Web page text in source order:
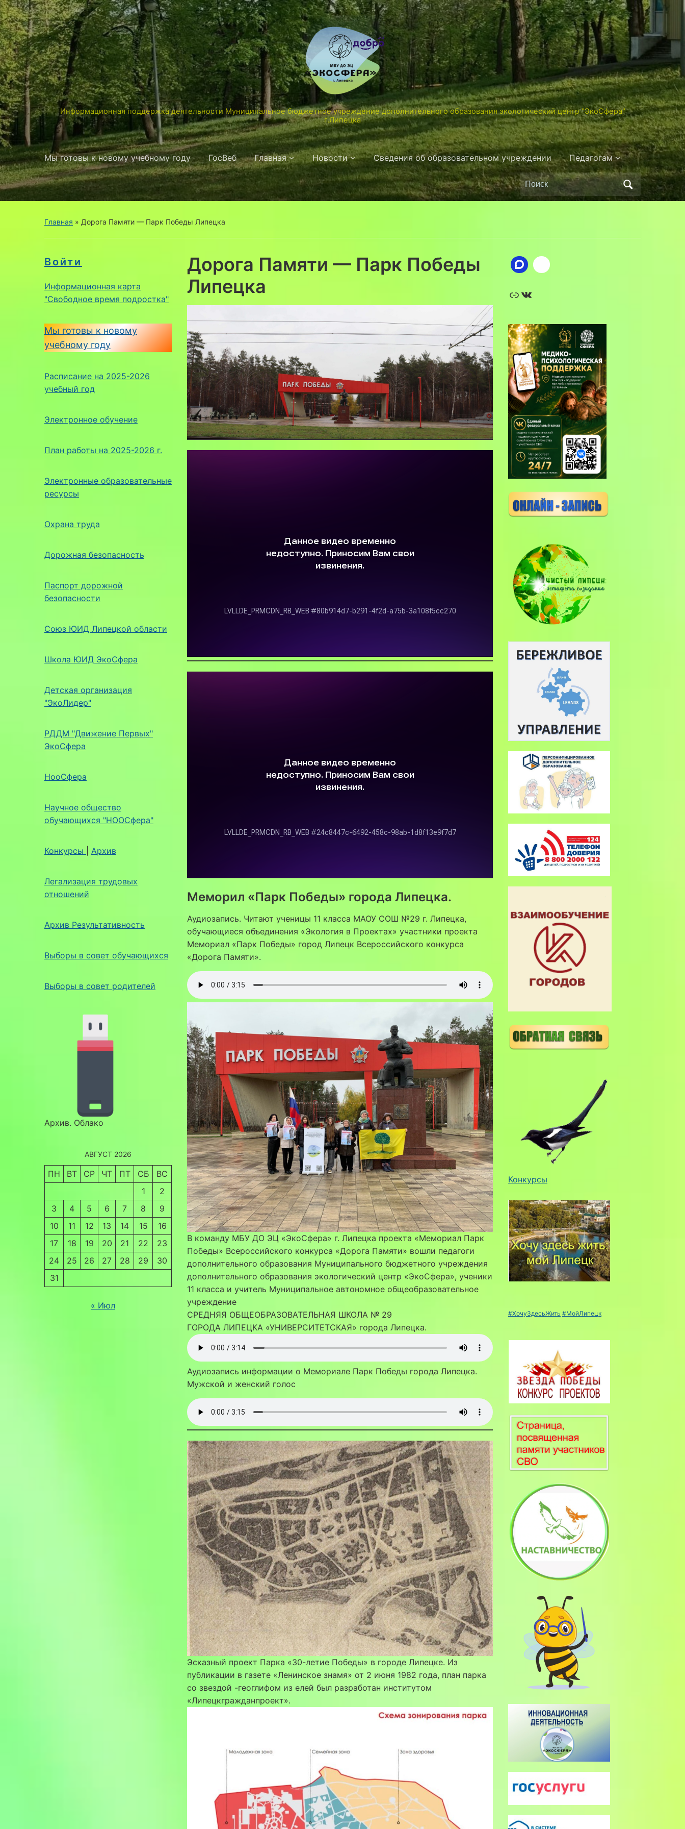
Информационная поддержка деятельности Муниципальное бюджетное учреждение дополнительного образования экологический центр "ЭкоСфера"
г.Липецка
Мы готовы к новому учебному году ГосВеб Главная Новости Сведения об образовательном учреждении Педагогам
Поиск
по:
Главная » Дорога Памяти — Парк Победы Липецка
Войти
Информационная карта
"Свободное время подростка"
Мы готовы к новому
учебному году
Расписание на 2025-2026
учебный год
Электронное обучение
План работы на 2025-2026 г.
Электронные образовательные
ресурсы
Охрана труда
Дорожная безопасность
Паспорт дорожной
безопасности
Союз ЮИД Липецкой области
Школа ЮИД ЭкоСфера
Детская организация
"ЭкоЛидер"
РДДМ "Движение Первых"
ЭкоСфера
НооСфера
Научное общество
обучающихся "НООСфера"
Конкурсы Архив
Легализация трудовых
отношений
Архив Результативность
Выборы в совет обучающихся
Выборы в совет родителей
Архив. Облако
АВГУСТ 2026
ПН ВТ СР ЧТ ПТ СБ
ВС
1
2
3
4 5 6 7 8
9
10
11 12 13 14 15
16
17
18 19 20 21 22
23
24
25 26 27 28 29
30
31
« Июл
Дорога Памяти — Парк Победы
Липецка
Меморил «Парк Победы» города Липецка.
Аудиозапись. Читают ученицы 11 класса МАОУ СОШ №29 г. Липецка,
обучающиеся объединения «Экология в Проектах» участники проекта
Мемориал «Парк Победы» город Липецк Всероссийского конкурса
«Дорога Памяти».
В команду МБУ ДО ЭЦ «ЭкоСфера» г. Липецка проекта «Мемориал Парк
Победы» Всероссийского конкурса «Дорога Памяти» вошли педагоги
дополнительного образования Муниципального бюджетного учреждения
дополнительного образования экологический центр «ЭкоСфера», ученики
11 класса и учитель Муниципальное автономное общеобразовательное
учреждение
СРЕДНЯЯ ОБЩЕОБРАЗОВАТЕЛЬНАЯ ШКОЛА № 29
ГОРОДА ЛИПЕЦКА «УНИВЕРСИТЕТСКАЯ» города Липецка.
Аудиозапись информации о Мемориале Парк Победы города Липецка.
Мужской и женский голос
Эсказный проект Парка «З0-летие Победы» в городе Липецке. Из
публикации в газете «Ленинское знамя» от 2 июня 1982 года, план парка
со звездой -геоглифом из елей был разработан институтом
«Липецкгражданпроект».
Ссылка
Конкурсы
#ХочуЗдесьЖить #МойЛипецк